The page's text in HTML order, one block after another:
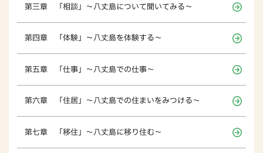
第三章 「相談」～八丈島について聞いてみる～
第四章 「体験」～八丈島を体験する～
第五章 「仕事」～八丈島での仕事～
第六章 「住居」～八丈島での住まいをみつける～
第七章 「移住」～八丈島に移り住む～